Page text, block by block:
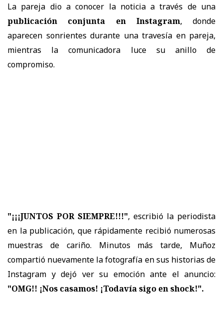
La pareja dio a conocer la noticia a través de una
publicación conjunta en Instagram, donde
aparecen sonrientes durante una travesía en pareja,
mientras la comunicadora luce su anillo de
compromiso.
"¡¡¡JUNTOS POR SIEMPRE!!!", escribió la periodista
en la publicación, que rápidamente recibió numerosas
muestras de cariño. Minutos más tarde, Muñoz
compartió nuevamente la fotografía en sus historias de
Instagram y dejó ver su emoción ante el anuncio:
"OMG!! ¡Nos casamos! ¡Todavía sigo en shock!".